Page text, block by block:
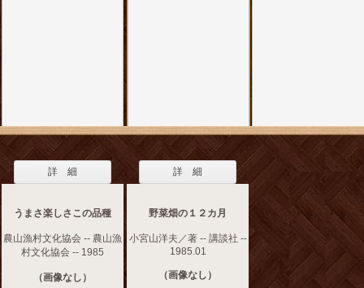
詳 細
うまさ楽しさこの品種
農山漁村文化協会 -- 農山漁
村文化協会 -- 1985
（画像なし）
詳 細
野菜畑の１２カ月
小宮山洋夫／著 -- 講談社 --
1985.01
（画像なし）